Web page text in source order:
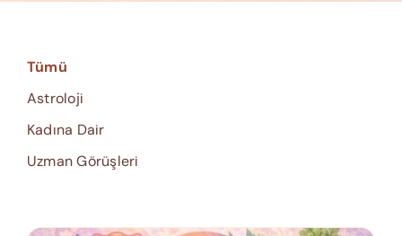
Tümü
Astroloji
Kadına Dair
Uzman Görüşleri